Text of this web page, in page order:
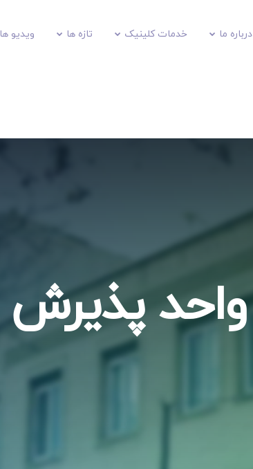
درباره ما خدمات کلینیک تازه ها ویدیو ها
واحد پذیرش